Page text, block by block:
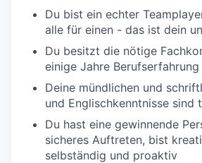
Du bist ein echter
alle für einen - das ist dein
Du besitzt die nötige
einige Jahre Berufserfahrung
Deine mündlichen und
und Englischkenntnisse sind
Du hast eine gewinnende
sicheres Auftreten, bist
selbständig und proaktiv